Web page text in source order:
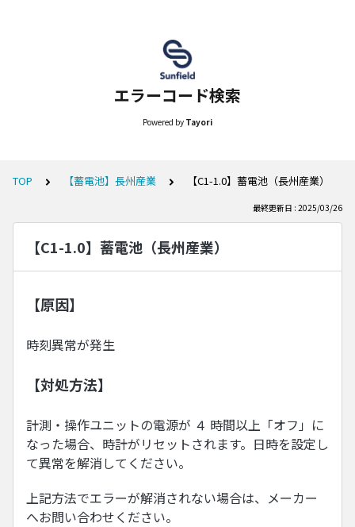
エラーコード検索
Powered by Tayori
TOP 【蓄電池】長州産業 【C1-1.0】蓄電池（長州産業）
最終更新日 : 2025/03/26
【C1-1.0】蓄電池（長州産業）
【原因】
時刻異常が発生
【対処方法】
計測・操作ユニットの電源が ４ 時間以上「オフ」に
なった場合、時計がリセットされます。日時を設定し
て異常を解消してください。
上記方法でエラーが解消されない場合は、メーカー
へお問い合わせください。